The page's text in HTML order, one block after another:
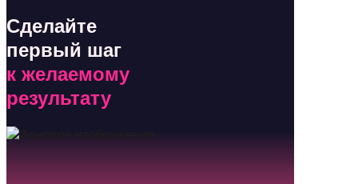
Сделайте
первый шаг
к желаемому
результату